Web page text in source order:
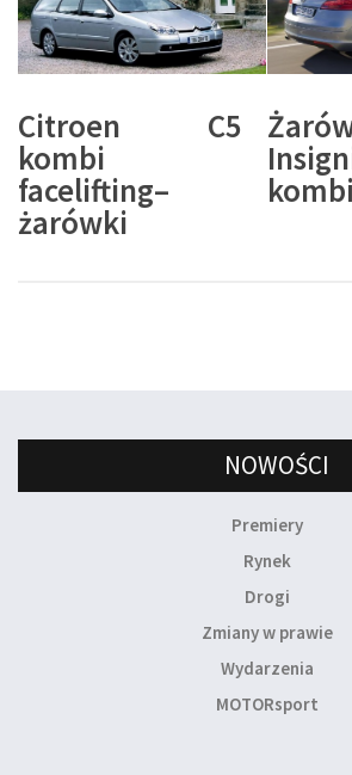
Citroen C5
kombi
facelifting–
żarówki
NOWOŚCI
Premiery
Rynek
Drogi
Zmiany w prawie
Wydarzenia
MOTORsport